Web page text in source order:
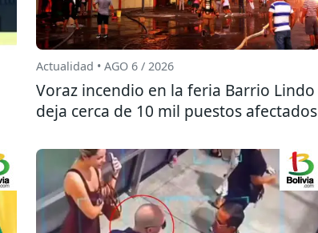
Actualidad • AGO 6 / 2026
Voraz incendio en la feria Barrio Lindo
deja cerca de 10 mil puestos afectados